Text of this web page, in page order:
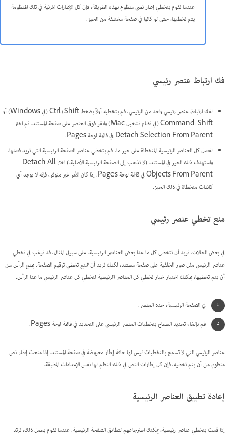
عندما تقوم بتخطي إطار نصي منظوم بهذه الطريقة، فإن كل الإطارات المرئية في تلك المنظومة
يتم تخطيها، حتى لو كانوا في صفحة مختلفة من الحيز.
فك ارتباط عنصر رئيسي
لفك ارتباط عنصر رئيسي واحد من الرئيسي، قم بتخطيه أولاً بضغط Ctrl+Shift (في Windows) أو
Command+Shift (في نظام تشغيل Mac) وانقر فوق العنصر على صفحة المستند. ثم اختر
Detach Selection From Parent في قائمة لوحة Pages.
لفصل كل العناصر الرئيسية المتخطاة على حيز ما، قم بتخطي عناصر الصفحة الرئيسية التي تريد فصلها،
واستهدف ذلك الحيز في المستند. (لا تذهب إلى الصفحة الرئيسية الأصلية.) اختر Detach All
Objects From Parent في قائمة لوحة Pages. إذا كان الأمر غير متوفر، فإنه لا يوجد أي
كائنات متخطاة في ذلك الحيز.
منع تخطي عنصر رئيسي
في بعض الحالات، تريد أن تتخطى كل ما عدا بعض العناصر الرئيسية. على سبيل المثال، قد ترغب في تخطي
عناصر الرئيسي مثل صور الخلفية على صفحة مستند، لكنك تريد أن تمنع تخطي ترقيم الصفحة. بمنع الرأس من
أن يتم تخطيها، يمكنك اختيار خيار تخطي كل العناصر الرئيسية لتخطي كل عناصر الرئيسي ما عدا الرأس.
في الصفحة الرئيسية، حدد العنصر.
قم بإلغاء تحديد السماح بتخطيات العنصر الرئيسي على التحديد في قائمة لوحة Pages.
عناصر الرئيسي التي لا تسمح بالتخطيات ليس لها حافة إطار معروضة في صفحة المستند. إذا منعت إطار نص
منظوم من أن يتم تخطيه، فإن كل إطارات النص في ذلك النظم لها نفس الإعدادات المطبقة.
إعادة تطبيق العناصر الرئيسية
إذا قمت بتخطي عناصر رئيسية، يمكنك استرجاعهم لتطابق الصفحة الرئيسية. عندما تقوم بعمل ذلك، ترتد